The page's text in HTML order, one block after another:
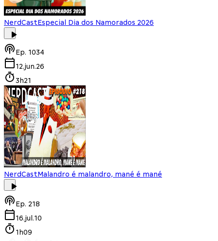
NerdCastEspecial Dia dos Namorados 2026
Ep. 1034
12.jun.26
3h21
NerdCastMalandro é malandro, mané é mané
Ep. 218
16.jul.10
1h09